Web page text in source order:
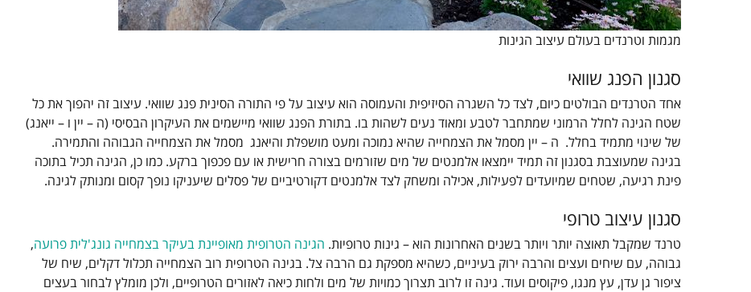
מגמות וטרנדים בעולם עיצוב הגינות
סגנון הפנג שוואי
אחד הטרנדים הבולטים כיום, לצד כל השגרה הסיזיפית והעמוסה הוא עיצוב על פי התורה הסינית פנג שוואי. עיצוב זה יהפוך את כל
שטח הגינה לחלל הרמוני שמתחבר לטבע ומאוד נעים לשהות בו. בתורת הפנג שוואי מיישמים את העיקרון הבסיסי (ה – יין ו – ייאנג)
של שינוי מתמיד בחלל. ה – יין מסמל את הצמחייה שהיא נמוכה ומעט מושפלת והיאנג מסמל את הצמחייה הגבוהה והתמירה.
בגינה שמעוצבת בסגנון זה תמיד יימצאו אלמנטים של מים שזורמים בצורה חרישית או עם פכפוך ברקע. כמו כן, הגינה תכיל בתוכה
פינת רגיעה, שטחים שמיועדים לפעילות, אכילה ומשחק לצד אלמנטים דקורטיביים של פסלים שיעניקו נופך קסום ומנותק לגינה.
סגנון עיצוב טרופי
טרנד שמקבל תאוצה יותר ויותר בשנים האחרונות הוא – גינות טרופיות. הגינה הטרופית מאופיינת בעיקר בצמחייה גונג'לית פרועה,
גבוהה, עם שיחים ועצים והרבה ירוק בעיניים, כשהיא מספקת גם הרבה צל. בגינה הטרופית רוב הצמחייה תכלול דקלים, שיח של
ציפור גן עדן, עץ מנגו, פיקוסים ועוד. גינה זו לרוב תצרוך כמויות של מים ולחות כיאה לאזורים הטרופיים, ולכן מומלץ לבחור בעצים